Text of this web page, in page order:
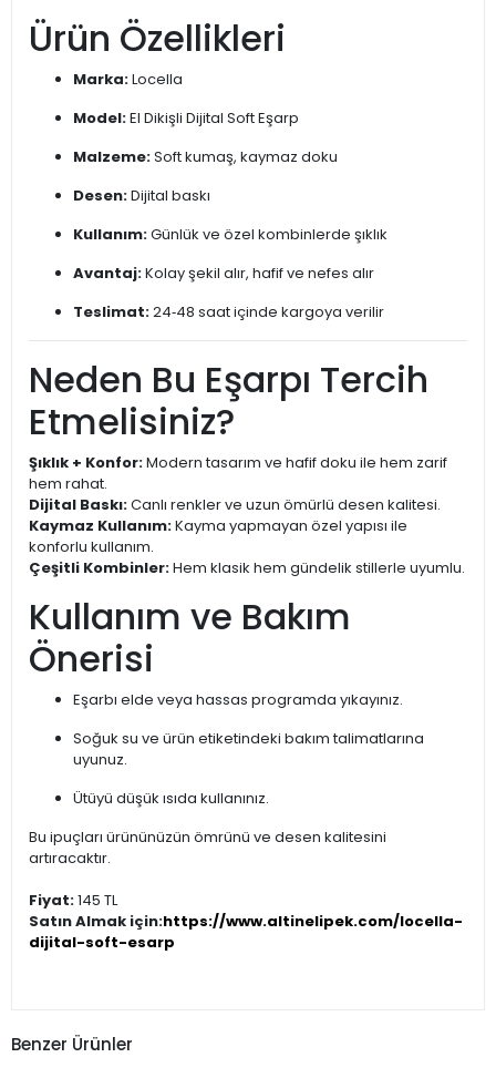
Ürün Özellikleri
Marka:Locella
Model:El Dikişli Dijital Soft Eşarp
Malzeme:Soft kumaş, kaymaz doku
Desen:Dijital baskı
Kullanım:Günlük ve özel kombinlerde şıklık
Avantaj:Kolay şekil alır, hafif ve nefes alır
Teslimat:24‑48 saat içinde kargoya verilir
Neden Bu Eşarpı Tercih
Etmelisiniz?
Şıklık + Konfor:Modern tasarım ve hafif doku ile hem zarif
hem rahat.
Dijital Baskı:Canlı renkler ve uzun ömürlü desen kalitesi.
Kaymaz Kullanım:Kayma yapmayan özel yapısı ile
konforlu kullanım.
Çeşitli Kombinler:Hem klasik hem gündelik stillerle uyumlu.
Kullanım ve Bakım
Önerisi
Eşarbı elde veya hassas programda yıkayınız.
Soğuk su ve ürün etiketindeki bakım talimatlarına
uyunuz.
Ütüyü düşük ısıda kullanınız.
Bu ipuçları ürününüzün ömrünü ve desen kalitesini
artıracaktır.
Fiyat:145 TL
Satın Almak için:https://www.altinelipek.com/locella-
dijital-soft-esarp
Benzer Ürünler